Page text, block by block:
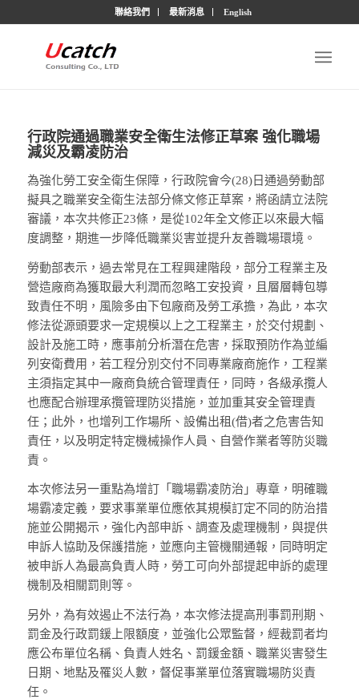
聯絡我們 最新消息 English
行政院通過職業安全衛生法修正草案 強化職場
減災及霸凌防治
為強化勞工安全衛生保障，行政院會今(28)日通過勞動部
擬具之職業安全衛生法部分條文修正草案，將函請立法院
審議，本次共修正23條，是從102年全文修正以來最大幅
度調整，期進一步降低職業災害並提升友善職場環境。
勞動部表示，過去常見在工程興建階段，部分工程業主及
營造廠商為獲取最大利潤而忽略工安投資，且層層轉包導
致責任不明，風險多由下包廠商及勞工承擔，為此，本次
修法從源頭要求一定規模以上之工程業主，於交付規劃、
設計及施工時，應事前分析潛在危害，採取預防作為並編
列安衛費用，若工程分別交付不同專業廠商施作，工程業
主須指定其中一廠商負統合管理責任，同時，各級承攬人
也應配合辦理承攬管理防災措施，並加重其安全管理責
任；此外，也增列工作場所、設備出租(借)者之危害告知
責任，以及明定特定機械操作人員、自營作業者等防災職
責。
本次修法另一重點為增訂「職場霸凌防治」專章，明確職
場霸凌定義，要求事業單位應依其規模訂定不同的防治措
施並公開揭示，強化內部申訴、調查及處理機制，與提供
申訴人協助及保護措施，並應向主管機關通報，同時明定
被申訴人為最高負責人時，勞工可向外部提起申訴的處理
機制及相關罰則等。
另外，為有效遏止不法行為，本次修法提高刑事罰刑期、
罰金及行政罰鍰上限額度，並強化公眾監督，經裁罰者均
應公布單位名稱、負責人姓名、罰鍰金額、職業災害發生
日期、地點及罹災人數，督促事業單位落實職場防災責
任。